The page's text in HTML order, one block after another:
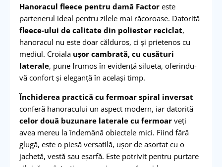
Hanoracul fleece pentru damă Factoreste
partenerul ideal pentru zilele mai răcoroase. Datorită
fleece-ului de calitate din poliester reciclat,
hanoracul nu este doar călduros, ci și prietenos cu
mediul. Croiala ușor cambrată, cu cusături
laterale, pune frumos în evidență silueta, oferindu-
vă confort și eleganță în același timp.
Închiderea practică cu fermoar spiral inversat
conferă hanoracului un aspect modern, iar datorită
celor două buzunare laterale cu fermoarveți
avea mereu la îndemână obiectele mici. Fiind fără
glugă, este o piesă versatilă, ușor de asortat cu o
jachetă, vestă sau eșarfă. Este potrivit pentru purtare